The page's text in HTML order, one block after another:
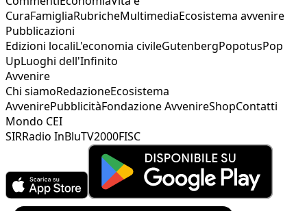
CuraFamigliaRubricheMultimediaEcosistema avvenire
Pubblicazioni
Edizioni localiL'economia civileGutenbergPopotusPop
UpLuoghi dell'Infinito
Avvenire
Chi siamoRedazioneEcosistema
AvvenirePubblicitàFondazione AvvenireShopContatti
Mondo CEI
SIRRadio InBluTV2000FISC